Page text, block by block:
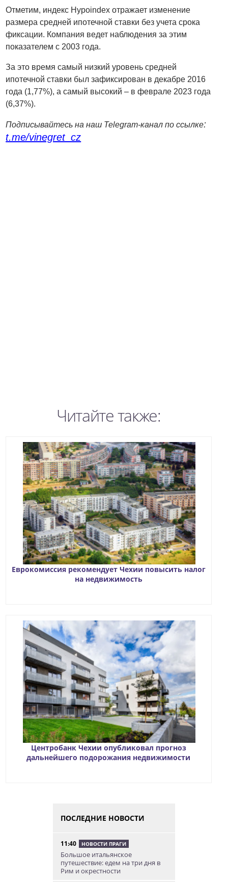
Отметим, индекс Hypoindex отражает изменение
размера средней ипотечной ставки без учета срока
фиксации. Компания ведет наблюдения за этим
показателем с 2003 года.
За это время самый низкий уровень средней
ипотечной ставки был зафиксирован в декабре 2016
года (1,77%), а самый высокий – в феврале 2023 года
(6,37%).
Подписывайтесь на наш Telegram-канал по ссылке:
t.me/vinegret_cz
Читайте также:
Еврокомиссия рекомендует Чехии повысить налог
на недвижимость
Центробанк Чехии опубликовал прогноз
дальнейшего подорожания недвижимости
ПОСЛЕДНИЕ НОВОСТИ
11:40 НОВОСТИ ПРАГИ
Большое итальянское
путешествие: едем на три дня в
Рим и окрестности